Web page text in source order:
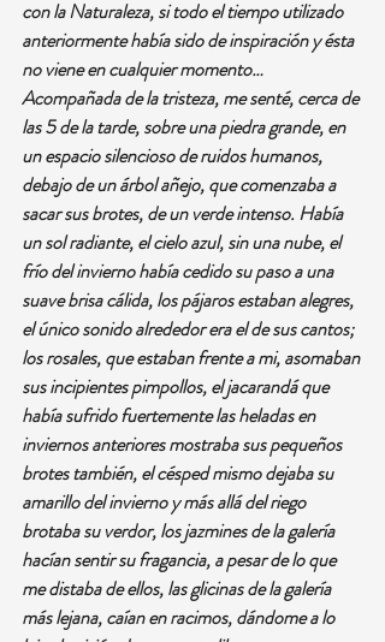
con la Naturaleza, si todo el tiempo utilizado
anteriormente había sido de inspiración y ésta
no viene en cualquier momento…
Acompañada de la tristeza, me senté, cerca de
las 5 de la tarde, sobre una piedra grande, en
un espacio silencioso de ruidos humanos,
debajo de un árbol añejo, que comenzaba a
sacar sus brotes, de un verde intenso. Había
un sol radiante, el cielo azul, sin una nube, el
frío del invierno había cedido su paso a una
suave brisa cálida, los pájaros estaban alegres,
el único sonido alrededor era el de sus cantos;
los rosales, que estaban frente a mi, asomaban
sus incipientes pimpollos, el jacarandá que
había sufrido fuertemente las heladas en
inviernos anteriores mostraba sus pequeños
brotes también, el césped mismo dejaba su
amarillo del invierno y más allá del riego
brotaba su verdor, los jazmines de la galería
hacían sentir su fragancia, a pesar de lo que
me distaba de ellos, las glicinas de la galería
más lejana, caían en racimos, dándome a lo